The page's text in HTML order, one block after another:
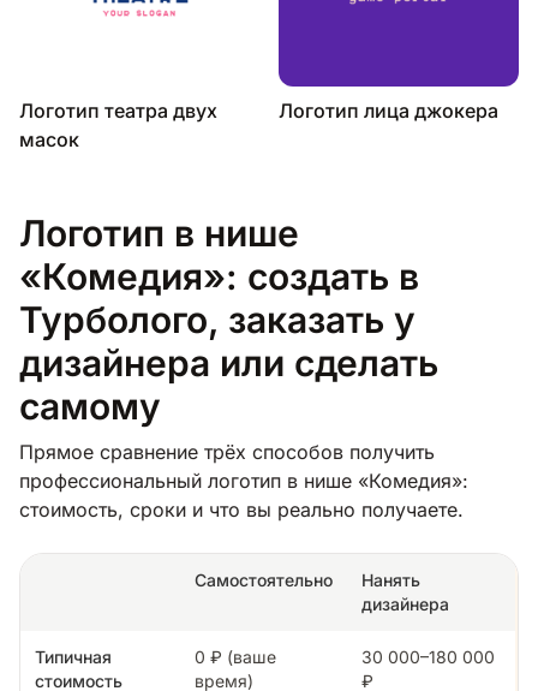
Логотип театра двух
масок
Логотип лица джокера
Логотип в нише
«Комедия»: создать в
Турболого, заказать у
дизайнера или сделать
самому
Прямое сравнение трёх способов получить
профессиональный логотип в нише «Комедия»:
стоимость, сроки и что вы реально получаете.
Самостоятельно
Нанять
дизайнера
Типичная
стоимость
0 ₽ (ваше
время)
30 000–180 000
₽